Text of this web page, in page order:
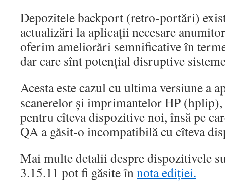
Depozitele backport (retro-portări)
actualizări la aplicații necesare
oferim ameliorări semnificative în
dar care sînt potențial disruptive
Acesta este cazul cu ultima versiune a
scanerelor și imprimantelor HP (hplip),
pentru cîteva dispozitive noi, însă pe
QA a găsit-o incompatibilă cu cîteva
Mai multe detalii despre dispozitivele
3.15.11 pot fi găsite înnota ediției.